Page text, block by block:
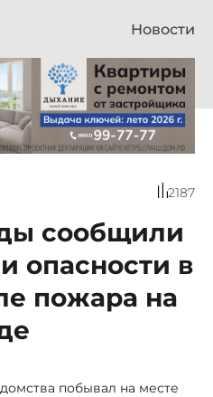
Новости
2187
сообщили
опасности в
пожара на
побывал на месте